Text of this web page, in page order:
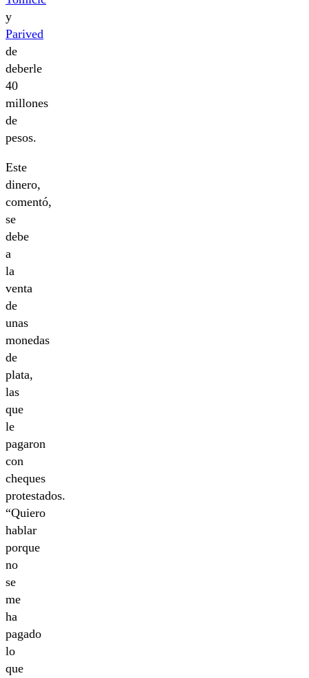
y
Parived
de
deberle
40
millones
de
pesos.
Este
dinero,
comentó,
se
debe
a
la
venta
de
unas
monedas
de
plata,
las
que
le
pagaron
con
cheques
protestados.
“Quiero
hablar
porque
no
se
me
ha
pagado
lo
que